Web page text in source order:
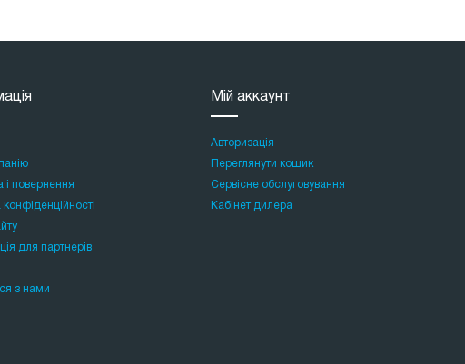
і повернення
конфіденційності
для партнерів
з нами
Мій аккаунт
Авторизація
Переглянути кошик
Сервісне обслуговування
Кабінет дилера